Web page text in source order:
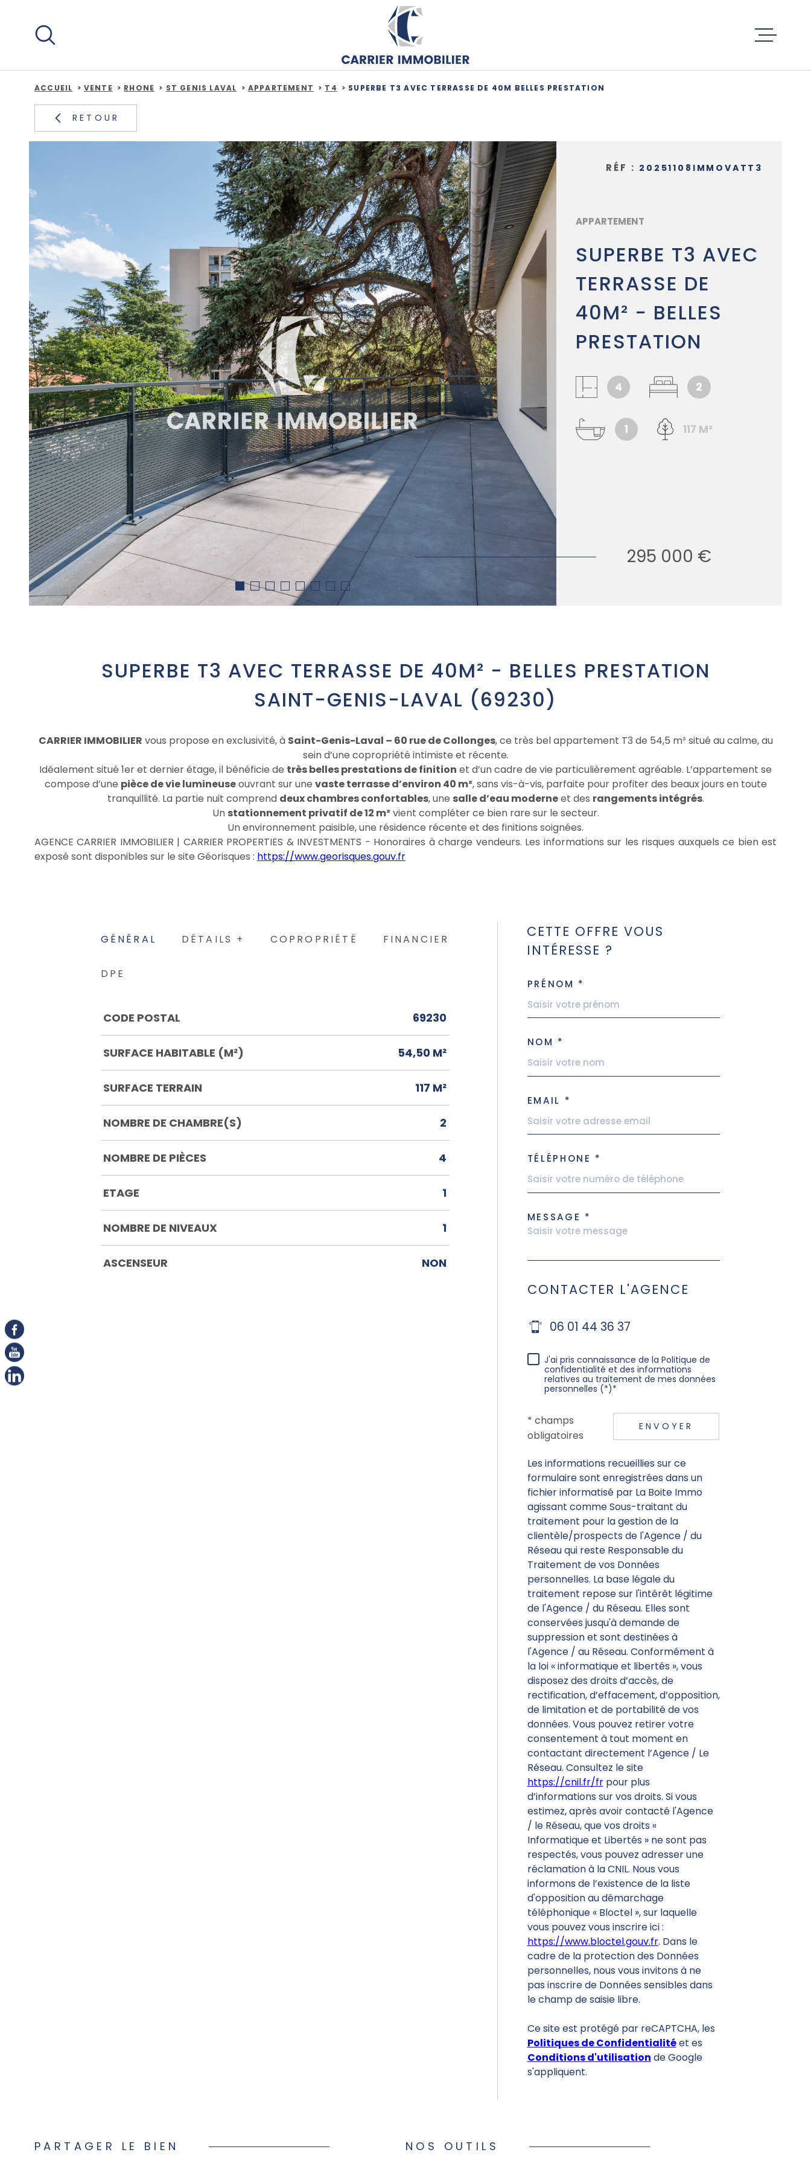
contenu
ACCUEIL
ACCUEIL VENTE RHONE ST GENIS LAVAL APPARTEMENT T4 SUPERBE T3 AVEC TERRASSE DE 40M BELLES PRESTATION
RETOUR
RÉF : 20251108IMMOVATT3
APPARTEMENT
SUPERBE T3 AVEC
TERRASSE DE
40M² - BELLES
PRESTATION
4 2
1 117 M²
295 000 €
SUPERBE T3 AVEC TERRASSE DE 40M² - BELLES PRESTATION
SAINT-GENIS-LAVAL (69230)
CARRIER IMMOBILIER vous propose en exclusivité, à Saint-Genis-Laval – 60 rue de Collonges, ce très bel appartement T3 de 54,5 m² situé au calme, au
sein d’une copropriété intimiste et récente.
Idéalement situé 1er et dernier étage, il bénéficie de très belles prestations de finition et d’un cadre de vie particulièrement agréable. L’appartement se
compose d’une pièce de vie lumineuseouvrant sur une vaste terrasse d’environ 40 m², sans vis-à-vis, parfaite pour profiter des beaux jours en toute
tranquillité. La partie nuit comprend deux chambres confortables, une salle d’eau moderneet des rangements intégrés.
Un stationnement privatif de 12 m² vient compléter ce bien rare sur le secteur.
Un environnement paisible, une résidence récente et des finitions soignées.
AGENCE CARRIER IMMOBILIER | CARRIER PROPERTIES & INVESTMENTS - Honoraires à charge vendeurs. Les informations sur les risques auxquels ce bien est
exposé sont disponibles sur le site Géorisques : https://www.georisques.gouv.fr
GÉNÉRAL DÉTAILS + COPROPRIÉTÉ FINANCIER
DPE
Caractérisque Valeurs
CODE POSTAL 69230
SURFACE HABITABLE (M²) 54,50 M²
SURFACE TERRAIN 117 M²
NOMBRE DE CHAMBRE(S) 2
NOMBRE DE PIÈCES 4
ETAGE 1
NOMBRE DE NIVEAUX 1
ASCENSEUR NON
CETTE OFFRE VOUS
INTÉRESSE ?
PRÉNOM *
NOM *
EMAIL *
TÉLÉPHONE *
MESSAGE *
CONTACTER L'AGENCE
06 01 44 36 37
J'ai pris connaissance de la Politique de
confidentialité et des informations
relatives au traitement de mes données
personnelles (*)*
* champs
obligatoires
ENVOYER
Les informations recueillies sur ce
formulaire sont enregistrées dans un
fichier informatisé par La Boite Immo
agissant comme Sous-traitant du
traitement pour la gestion de la
clientèle/prospects de l'Agence / du
Réseau qui reste Responsable du
Traitement de vos Données
personnelles. La base légale du
traitement repose sur l'intérêt légitime
de l'Agence / du Réseau. Elles sont
conservées jusqu'à demande de
suppression et sont destinées à
l'Agence / au Réseau. Conformément à
la loi « informatique et libertés », vous
disposez des droits d’accès, de
rectification, d’effacement, d’opposition,
de limitation et de portabilité de vos
données. Vous pouvez retirer votre
consentement à tout moment en
contactant directement l’Agence / Le
Réseau. Consultez le site
https://cnil.fr/frpour plus
d’informations sur vos droits. Si vous
estimez, après avoir contacté l'Agence
/ le Réseau, que vos droits «
Informatique et Libertés » ne sont pas
respectés, vous pouvez adresser une
réclamation à la CNIL. Nous vous
informons de l’existence de la liste
d'opposition au démarchage
téléphonique « Bloctel », sur laquelle
vous pouvez vous inscrire ici :
https://www.bloctel.gouv.fr. Dans le
cadre de la protection des Données
personnelles, nous vous invitons à ne
pas inscrire de Données sensibles dans
le champ de saisie libre.
Ce site est protégé par reCAPTCHA, les
Politiques de Confidentialitéet es
Conditions d'utilisation de Google
s'appliquent.
PARTAGER LE BIEN NOS OUTILS